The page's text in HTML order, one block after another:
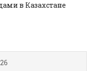
в Казахстане